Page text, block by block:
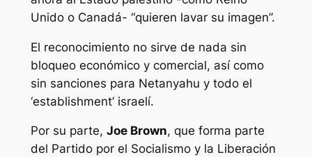
Unido o Canadá- “quieren lavar su imagen”.
El reconocimiento no sirve de nada sin
bloqueo económico y comercial, así como
sin sanciones para Netanyahu y todo el
‘establishment’ israelí.
Por su parte, Joe Brown, que forma parte
del Partido por el Socialismo y la Liberación